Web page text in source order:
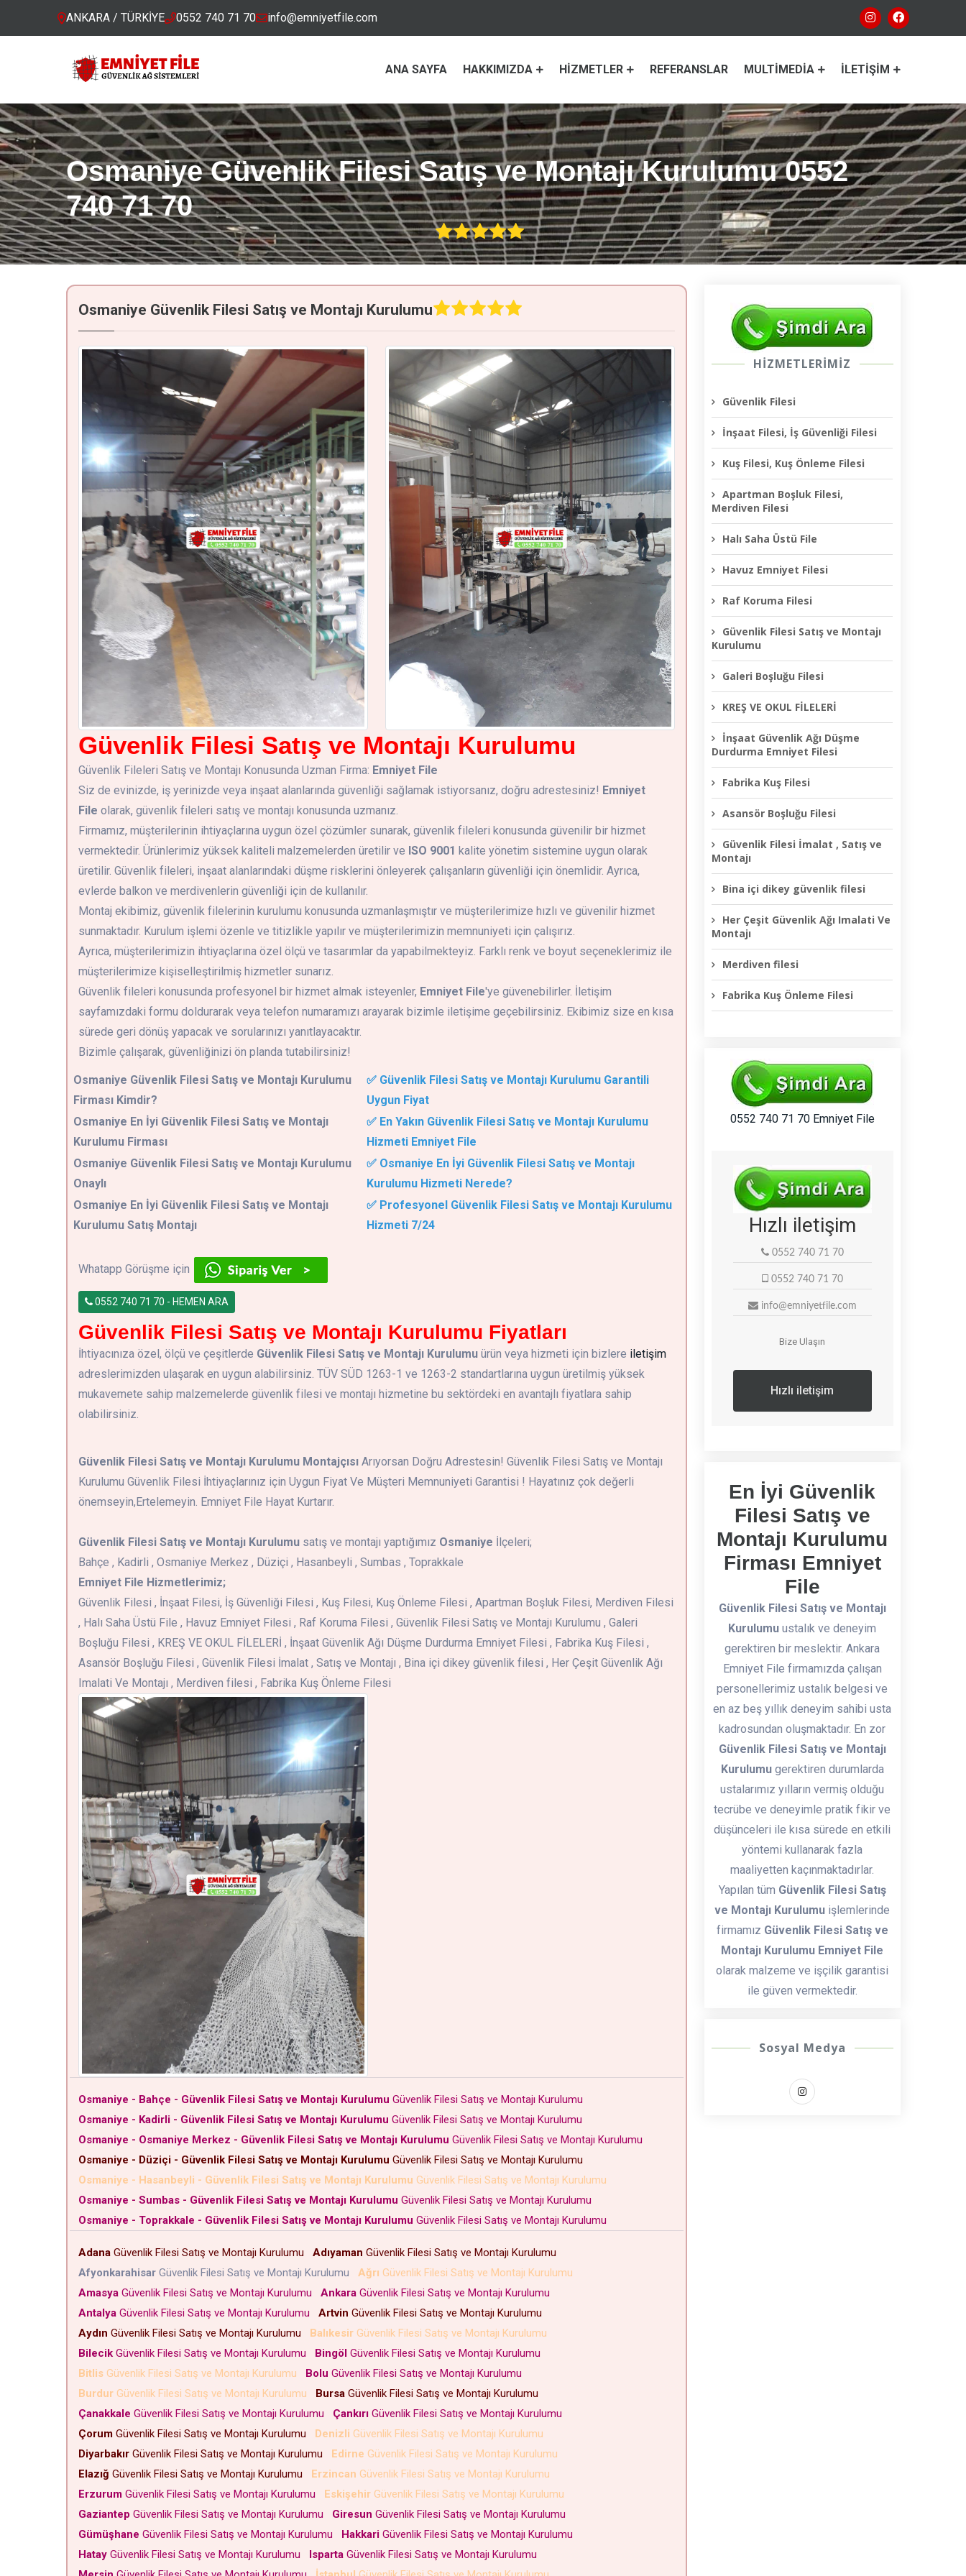
ANKARA / TÜRKİYE 0552 740 71 70 info@emniyetfile.com
ANA SAYFA HAKKIMIZDA HIZMETLER REFERANSLAR MULTIMEDIA İLETIŞIM
Osmaniye Güvenlik Filesi Satış ve Montajı Kurulumu 0552
740 71 70
Osmaniye Güvenlik Filesi Satış ve Montajı Kurulumu
Güvenlik Filesi Satış ve Montajı Kurulumu
Güvenlik Fileleri Satış ve Montajı Konusunda Uzman Firma: Emniyet File
Siz de evinizde, iş yerinizde veya inşaat alanlarında güvenliği sağlamak istiyorsanız, doğru adrestesiniz! Emniyet
File olarak, güvenlik fileleri satış ve montajı konusunda uzmanız.
Firmamız, müşterilerinin ihtiyaçlarına uygun özel çözümler sunarak, güvenlik fileleri konusunda güvenilir bir hizmet
vermektedir. Ürünlerimiz yüksek kaliteli malzemelerden üretilir ve ISO 9001 kalite yönetim sistemine uygun olarak
üretilir. Güvenlik fileleri, inşaat alanlarındaki düşme risklerini önleyerek çalışanların güvenliği için önemlidir. Ayrıca,
evlerde balkon ve merdivenlerin güvenliği için de kullanılır.
Montaj ekibimiz, güvenlik filelerinin kurulumu konusunda uzmanlaşmıştır ve müşterilerimize hızlı ve güvenilir hizmet
sunmaktadır. Kurulum işlemi özenle ve titizlikle yapılır ve müşterilerimizin memnuniyeti için çalışırız.
Ayrıca, müşterilerimizin ihtiyaçlarına özel ölçü ve tasarımlar da yapabilmekteyiz. Farklı renk ve boyut seçeneklerimiz ile
müşterilerimize kişiselleştirilmiş hizmetler sunarız.
Güvenlik fileleri konusunda profesyonel bir hizmet almak isteyenler, Emniyet File'ye güvenebilirler. İletişim
sayfamızdaki formu doldurarak veya telefon numaramızı arayarak bizimle iletişime geçebilirsiniz. Ekibimiz size en kısa
sürede geri dönüş yapacak ve sorularınızı yanıtlayacaktır.
Bizimle çalışarak, güvenliğinizi ön planda tutabilirsiniz!
Osmaniye Güvenlik Filesi Satış ve Montajı Kurulumu
Firması Kimdir?
✅ Güvenlik Filesi Satış ve Montajı Kurulumu Garantili
Uygun Fiyat
Osmaniye En İyi Güvenlik Filesi Satış ve Montajı
Kurulumu Firması
✅ En Yakın Güvenlik Filesi Satış ve Montajı Kurulumu
Hizmeti Emniyet File
Osmaniye Güvenlik Filesi Satış ve Montajı Kurulumu
Onaylı
✅ Osmaniye En İyi Güvenlik Filesi Satış ve Montajı
Kurulumu Hizmeti Nerede?
Osmaniye En İyi Güvenlik Filesi Satış ve Montajı
Kurulumu Satış Montajı
✅ Profesyonel Güvenlik Filesi Satış ve Montajı Kurulumu
Hizmeti 7/24
Whatapp Görüşme için
0552 740 71 70 - HEMEN ARA
Güvenlik Filesi Satış ve Montajı Kurulumu Fiyatları
İhtiyacınıza özel, ölçü ve çeşitlerde Güvenlik Filesi Satış ve Montajı Kurulumuürün veya hizmeti için bizlere iletişim
adreslerimizden ulaşarak en uygun alabilirsiniz. TÜV SÜD 1263-1 ve 1263-2 standartlarına uygun üretilmiş yüksek
mukavemete sahip malzemelerde güvenlik filesi ve montajı hizmetine bu sektördeki en avantajlı fiyatlara sahip
olabilirsiniz.
Güvenlik Filesi Satış ve Montajı Kurulumu MontajçısıArıyorsan Doğru Adrestesin! Güvenlik Filesi Satış ve Montajı
Kurulumu Güvenlik Filesi İhtiyaçlarınız için Uygun Fiyat Ve Müşteri Memnuniyeti Garantisi ! Hayatınız çok değerli
önemseyin,Ertelemeyin. Emniyet File Hayat Kurtarır.
Güvenlik Filesi Satış ve Montajı Kurulumusatış ve montajı yaptığımız Osmaniye İlçeleri;
Bahçe , Kadirli , Osmaniye Merkez , Düziçi , Hasanbeyli , Sumbas , Toprakkale
Emniyet File Hizmetlerimiz;
Güvenlik Filesi , İnşaat Filesi, İş Güvenliği Filesi , Kuş Filesi, Kuş Önleme Filesi , Apartman Boşluk Filesi, Merdiven Filesi
, Halı Saha Üstü File , Havuz Emniyet Filesi , Raf Koruma Filesi , Güvenlik Filesi Satış ve Montajı Kurulumu , Galeri
Boşluğu Filesi , KREŞ VE OKUL FİLELERİ , İnşaat Güvenlik Ağı Düşme Durdurma Emniyet Filesi , Fabrika Kuş Filesi ,
Asansör Boşluğu Filesi , Güvenlik Filesi İmalat , Satış ve Montajı , Bina içi dikey güvenlik filesi , Her Çeşit Güvenlik Ağı
Imalati Ve Montajı , Merdiven filesi , Fabrika Kuş Önleme Filesi
Osmaniye - Bahçe - Güvenlik Filesi Satış ve Montajı Kurulumu Güvenlik Filesi Satış ve Montajı Kurulumu
Osmaniye - Kadirli - Güvenlik Filesi Satış ve Montajı Kurulumu Güvenlik Filesi Satış ve Montajı Kurulumu
Osmaniye - Osmaniye Merkez - Güvenlik Filesi Satış ve Montajı Kurulumu Güvenlik Filesi Satış ve Montajı Kurulumu
Osmaniye - Düziçi - Güvenlik Filesi Satış ve Montajı Kurulumu Güvenlik Filesi Satış ve Montajı Kurulumu
Osmaniye - Hasanbeyli - Güvenlik Filesi Satış ve Montajı Kurulumu Güvenlik Filesi Satış ve Montajı Kurulumu
Osmaniye - Sumbas - Güvenlik Filesi Satış ve Montajı Kurulumu Güvenlik Filesi Satış ve Montajı Kurulumu
Osmaniye - Toprakkale - Güvenlik Filesi Satış ve Montajı Kurulumu Güvenlik Filesi Satış ve Montajı Kurulumu
AdanaGüvenlik Filesi Satış ve Montajı Kurulumu Adıyaman Güvenlik Filesi Satış ve Montajı Kurulumu
AfyonkarahisarGüvenlik Filesi Satış ve Montajı Kurulumu Ağrı Güvenlik Filesi Satış ve Montajı Kurulumu
AmasyaGüvenlik Filesi Satış ve Montajı Kurulumu AnkaraGüvenlik Filesi Satış ve Montajı Kurulumu
AntalyaGüvenlik Filesi Satış ve Montajı Kurulumu Artvin Güvenlik Filesi Satış ve Montajı Kurulumu
Aydın Güvenlik Filesi Satış ve Montajı Kurulumu BalıkesirGüvenlik Filesi Satış ve Montajı Kurulumu
BilecikGüvenlik Filesi Satış ve Montajı Kurulumu BingölGüvenlik Filesi Satış ve Montajı Kurulumu
BitlisGüvenlik Filesi Satış ve Montajı Kurulumu Bolu Güvenlik Filesi Satış ve Montajı Kurulumu
BurdurGüvenlik Filesi Satış ve Montajı Kurulumu BursaGüvenlik Filesi Satış ve Montajı Kurulumu
Çanakkale Güvenlik Filesi Satış ve Montajı Kurulumu ÇankırıGüvenlik Filesi Satış ve Montajı Kurulumu
ÇorumGüvenlik Filesi Satış ve Montajı Kurulumu Denizli Güvenlik Filesi Satış ve Montajı Kurulumu
DiyarbakırGüvenlik Filesi Satış ve Montajı Kurulumu Edirne Güvenlik Filesi Satış ve Montajı Kurulumu
Elazığ Güvenlik Filesi Satış ve Montajı Kurulumu Erzincan Güvenlik Filesi Satış ve Montajı Kurulumu
ErzurumGüvenlik Filesi Satış ve Montajı Kurulumu EskişehirGüvenlik Filesi Satış ve Montajı Kurulumu
Gaziantep Güvenlik Filesi Satış ve Montajı Kurulumu Giresun Güvenlik Filesi Satış ve Montajı Kurulumu
Gümüşhane Güvenlik Filesi Satış ve Montajı Kurulumu HakkariGüvenlik Filesi Satış ve Montajı Kurulumu
HatayGüvenlik Filesi Satış ve Montajı Kurulumu IspartaGüvenlik Filesi Satış ve Montajı Kurulumu
HİZMETLERİMİZ
Güvenlik Filesi
İnşaat Filesi, İş Güvenliği Filesi
Kuş Filesi, Kuş Önleme Filesi
Apartman Boşluk Filesi,
Merdiven Filesi
Halı Saha Üstü File
Havuz Emniyet Filesi
Raf Koruma Filesi
Güvenlik Filesi Satış ve Montajı
Kurulumu
Galeri Boşluğu Filesi
KREŞ VE OKUL FİLELERİ
İnşaat Güvenlik Ağı Düşme
Durdurma Emniyet Filesi
Fabrika Kuş Filesi
Asansör Boşluğu Filesi
Güvenlik Filesi İmalat , Satış ve
Montajı
Bina içi dikey güvenlik filesi
Her Çeşit Güvenlik Ağı Imalati Ve
Montajı
Merdiven filesi
Fabrika Kuş Önleme Filesi
0552 740 71 70 Emniyet File
Hızlı iletişim
0552 740 71 70
0552 740 71 70
info@emniyetfile.com
Bize Ulaşın
Hızlı iletişim
En İyi Güvenlik
Filesi Satış ve
Montajı Kurulumu
Firması Emniyet
File
Güvenlik Filesi Satış ve Montajı
Kurulumu ustalık ve deneyim
gerektiren bir meslektir. Ankara
Emniyet File firmamızda çalışan
personellerimiz ustalık belgesi ve
en az beş yıllık deneyim sahibi usta
kadrosundan oluşmaktadır. En zor
Güvenlik Filesi Satış ve Montajı
Kurulumugerektiren durumlarda
ustalarımız yılların vermiş olduğu
tecrübe ve deneyimle pratik fikir ve
düşünceleri ile kısa sürede en etkili
yöntemi kullanarak fazla
maaliyetten kaçınmaktadırlar.
Yapılan tüm Güvenlik Filesi Satış
ve Montajı Kurulumu işlemlerinde
firmamız Güvenlik Filesi Satış ve
Montajı Kurulumu Emniyet File
olarak malzeme ve işçilik garantisi
ile güven vermektedir.
Sosyal Medya